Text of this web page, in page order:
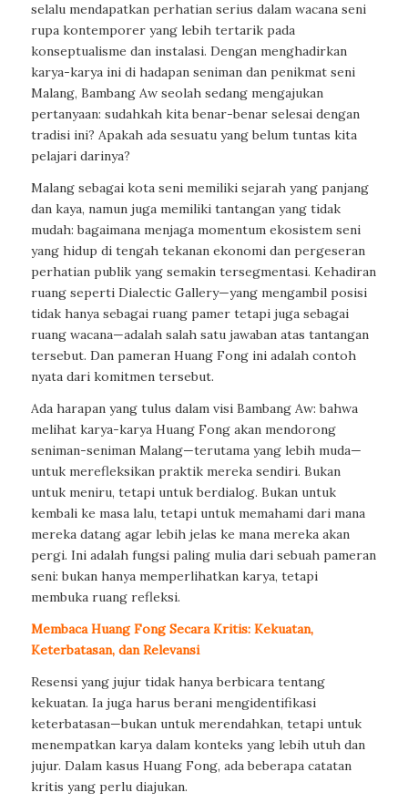
selalu mendapatkan perhatian serius dalam wacana seni
rupa kontemporer yang lebih tertarik pada
konseptualisme dan instalasi. Dengan menghadirkan
karya-karya ini di hadapan seniman dan penikmat seni
Malang, Bambang Aw seolah sedang mengajukan
pertanyaan: sudahkah kita benar-benar selesai dengan
tradisi ini? Apakah ada sesuatu yang belum tuntas kita
pelajari darinya?
Malang sebagai kota seni memiliki sejarah yang panjang
dan kaya, namun juga memiliki tantangan yang tidak
mudah: bagaimana menjaga momentum ekosistem seni
yang hidup di tengah tekanan ekonomi dan pergeseran
perhatian publik yang semakin tersegmentasi. Kehadiran
ruang seperti Dialectic Gallery—yang mengambil posisi
tidak hanya sebagai ruang pamer tetapi juga sebagai
ruang wacana—adalah salah satu jawaban atas tantangan
tersebut. Dan pameran Huang Fong ini adalah contoh
nyata dari komitmen tersebut.
Ada harapan yang tulus dalam visi Bambang Aw: bahwa
melihat karya-karya Huang Fong akan mendorong
seniman-seniman Malang—terutama yang lebih muda—
untuk merefleksikan praktik mereka sendiri. Bukan
untuk meniru, tetapi untuk berdialog. Bukan untuk
kembali ke masa lalu, tetapi untuk memahami dari mana
mereka datang agar lebih jelas ke mana mereka akan
pergi. Ini adalah fungsi paling mulia dari sebuah pameran
seni: bukan hanya memperlihatkan karya, tetapi
membuka ruang refleksi.
Membaca Huang Fong Secara Kritis: Kekuatan,
Keterbatasan, dan Relevansi
Resensi yang jujur tidak hanya berbicara tentang
kekuatan. Ia juga harus berani mengidentifikasi
keterbatasan—bukan untuk merendahkan, tetapi untuk
menempatkan karya dalam konteks yang lebih utuh dan
jujur. Dalam kasus Huang Fong, ada beberapa catatan
kritis yang perlu diajukan.